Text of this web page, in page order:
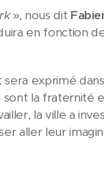
», nous dit
en fonction
exprimé
la fraternité
la ville a
aller leur